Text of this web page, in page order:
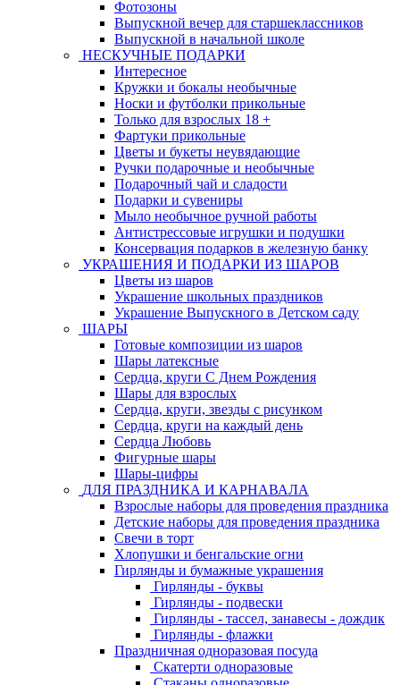
Фотозоны
Выпускной вечер для старшеклассников
Выпускной в начальной школе
НЕСКУЧНЫЕ ПОДАРКИ
Интересное
Кружки и бокалы необычные
Носки и футболки прикольные
Только для взрослых 18 +
Фартуки прикольные
Цветы и букеты неувядающие
Ручки подарочные и необычные
Подарочный чай и сладости
Подарки и сувениры
Мыло необычное ручной работы
Антистрессовые игрушки и подушки
Консервация подарков в железную банку
УКРАШЕНИЯ И ПОДАРКИ ИЗ ШАРОВ
Цветы из шаров
Украшение школьных праздников
Украшение Выпускного в Детском саду
ШАРЫ
Готовые композиции из шаров
Шары латексные
Сердца, круги С Днем Рождения
Шары для взрослых
Сердца, круги, звезды с рисунком
Сердца, круги на каждый день
Сердца Любовь
Фигурные шары
Шары-цифры
ДЛЯ ПРАЗДНИКА И КАРНАВАЛА
Взрослые наборы для проведения праздника
Детские наборы для проведения праздника
Свечи в торт
Хлопушки и бенгальские огни
Гирлянды и бумажные украшения
Гирлянды - буквы
Гирлянды - подвески
Гирлянды - тассел, занавесы - дождик
Гирлянды - флажки
Праздничная одноразовая посуда
Скатерти одноразовые